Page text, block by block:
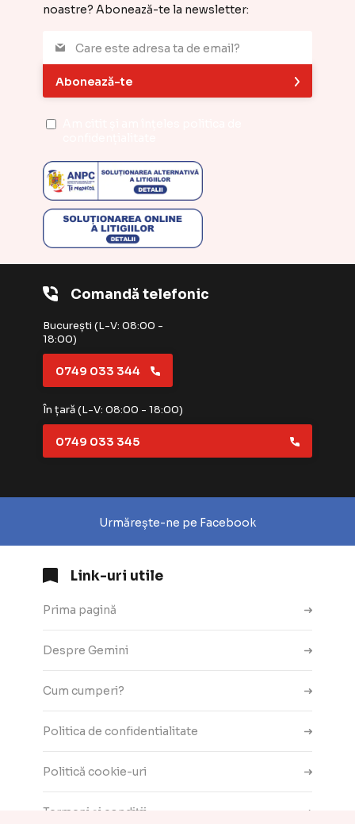
Comandă telefonic
București (L-V: 08:00 -
18:00)
0749 033 344
În țară (L-V: 08:00 - 18:00)
0749 033 345
Urmărește-ne pe Facebook
Link-uri utile
Prima pagină
Despre Gemini
Cum cumperi?
Politica de confidentialitate
Politică cookie-uri
Termeni și condiții
noastre? Abonează-te la newsletter:
Abonează-te